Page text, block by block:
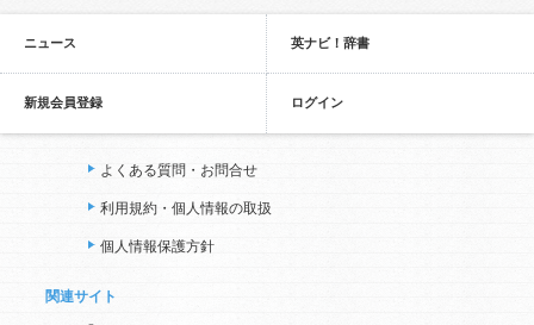
ニュース 英ナビ！辞書
新規会員登録 ログイン
よくある質問・お問合せ
利用規約・個人情報の取扱
個人情報保護方針
関連サイト